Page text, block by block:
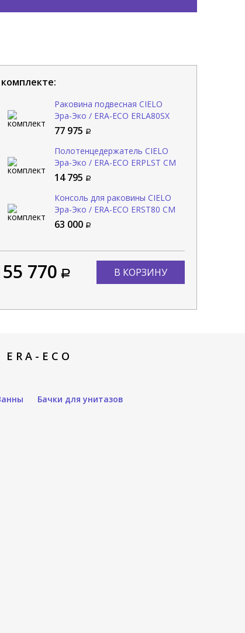
Раковина подвесная CIELO
Эра-Эко / ERA-ECO ERLA80SX
AV
77 975
Полотенцедержатель CIELO
Эра-Эко / ERA-ECO ERPLST CM
14 795
Консоль для раковины CIELO
Эра-Эко / ERA-ECO ERST80 CM
63 000
770 В КОРЗИНУ
ECO
Бачки для унитазов